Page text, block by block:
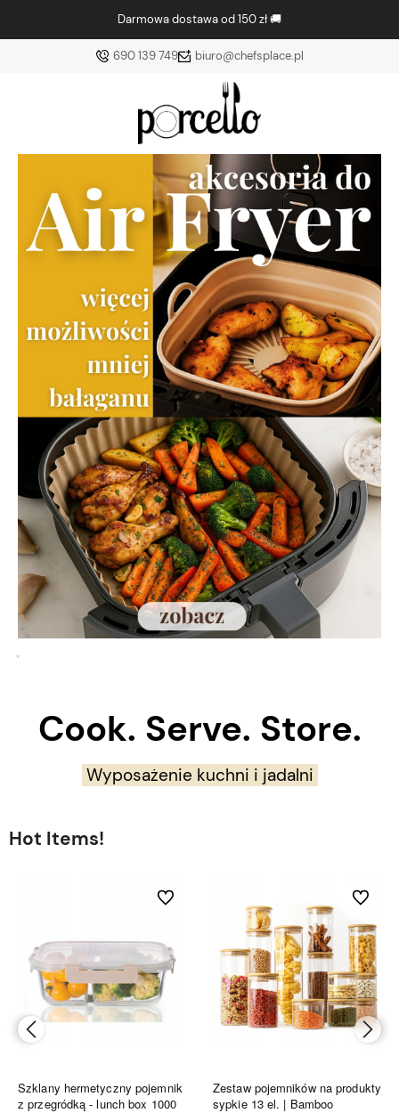
Darmowa dostawa od 150 zł 🚚
690 139 749 biuro@chefsplace.pl
Cook. Serve. Store.
Wyposażenie kuchni i jadalni
Hot Items!
Szklany hermetyczny pojemnik
z przegródką - lunch box 1000
Do ulubionych
Zestaw pojemników na produkty
sypkie 13 el. | Bamboo
Do